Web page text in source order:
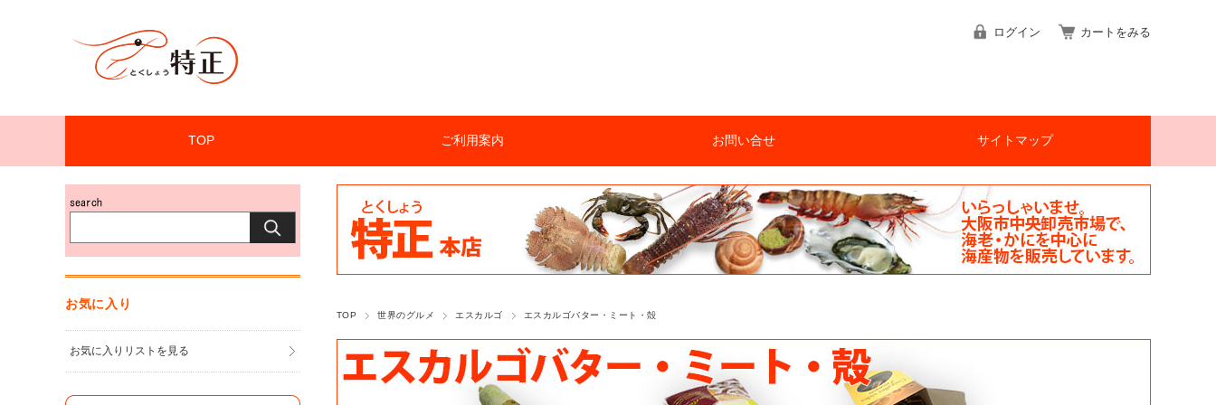
ログイン カートをみる
TOP ご利用案内 お問い合せ サイトマップ
TOP 世界のグルメ エスカルゴ エスカルゴバター・ミート・殻
お気に入り
お気に入りリストを見る